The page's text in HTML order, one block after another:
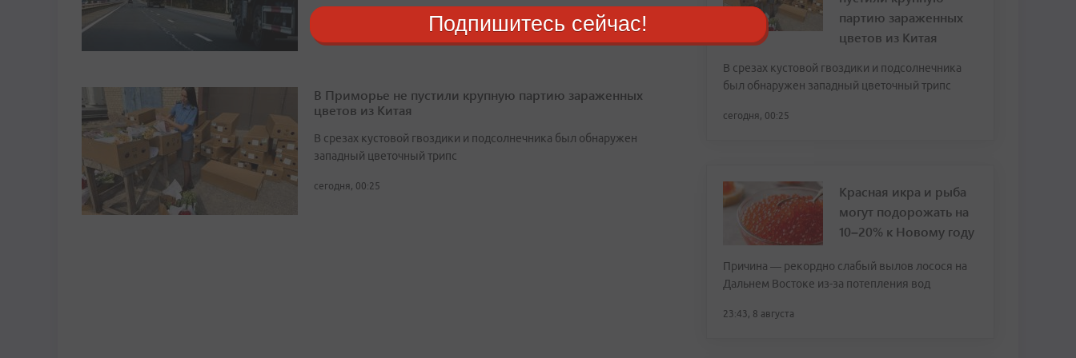
В Приморье не пустили крупную партию зараженных
цветов из Китая
В срезах кустовой гвоздики и подсолнечника был обнаружен
западный цветочный трипс
сегодня, 00:25
партию зараженных
цветов из Китая
В срезах кустовой гвоздики и подсолнечника
был обнаружен западный цветочный трипс
сегодня, 00:25
Красная икра и рыба
могут подорожать на
10–20% к Новому году
Причина — рекордно слабый вылов лосося на
Дальнем Востоке из-за потепления вод
23:43, 8 августа
Подпишитесь сейчас!